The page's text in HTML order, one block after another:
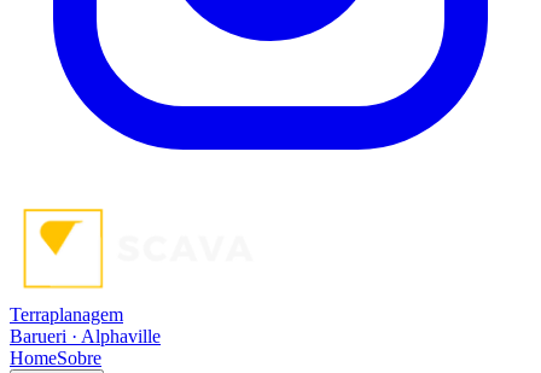
Terraplanagem
Barueri · Alphaville
HomeSobre